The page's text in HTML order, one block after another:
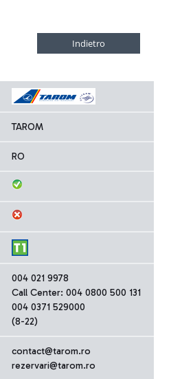
TAROM
RO
004 021 9978
Call Center: 004 0800 500 131
004 0371 529000
(8-22)
contact@tarom.ro
rezervari@tarom.ro